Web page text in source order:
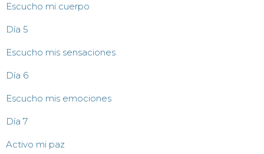
Escucho mi cuerpo
Día 5
Escucho mis sensaciones
Día 6
Escucho mis emociones
Día 7
Activo mi paz